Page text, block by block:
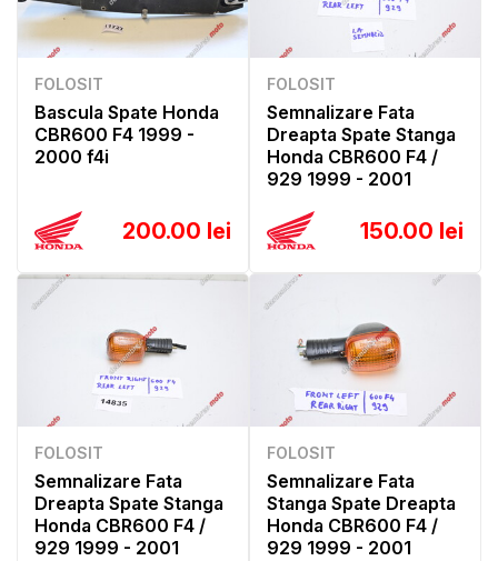
FOLOSIT
Bascula Spate Honda
CBR600 F4 1999 -
2000 f4i
200.00 lei
FOLOSIT
Semnalizare Fata
Dreapta Spate Stanga
Honda CBR600 F4 /
929 1999 - 2001
150.00 lei
FOLOSIT
Semnalizare Fata
Dreapta Spate Stanga
Honda CBR600 F4 /
929 1999 - 2001
FOLOSIT
Semnalizare Fata
Stanga Spate Dreapta
Honda CBR600 F4 /
929 1999 - 2001